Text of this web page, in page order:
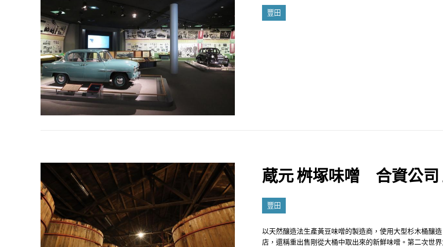
豐田
蔵元 桝塚味噌 合資公司
豐田
以天然釀造法生產黃豆味噌的製造商，使用大型杉木桶釀
店，還稱重出售剛從大桶中取出來的新鮮味噌。第二次世